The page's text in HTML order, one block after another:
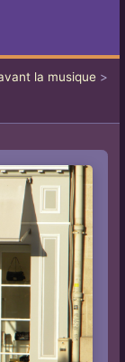
la musique>